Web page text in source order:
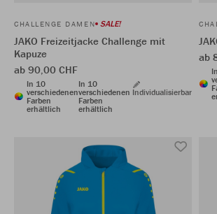
CHALLENGE DAMEN SALE!
JAKO Freizeitjacke Challenge mit
Kapuze
ab 90,00 CHF
In 10
verschiedenen
Farben
erhältlich
In 10
verschiedenen
Farben
erhältlich
Individualisierbar
ab